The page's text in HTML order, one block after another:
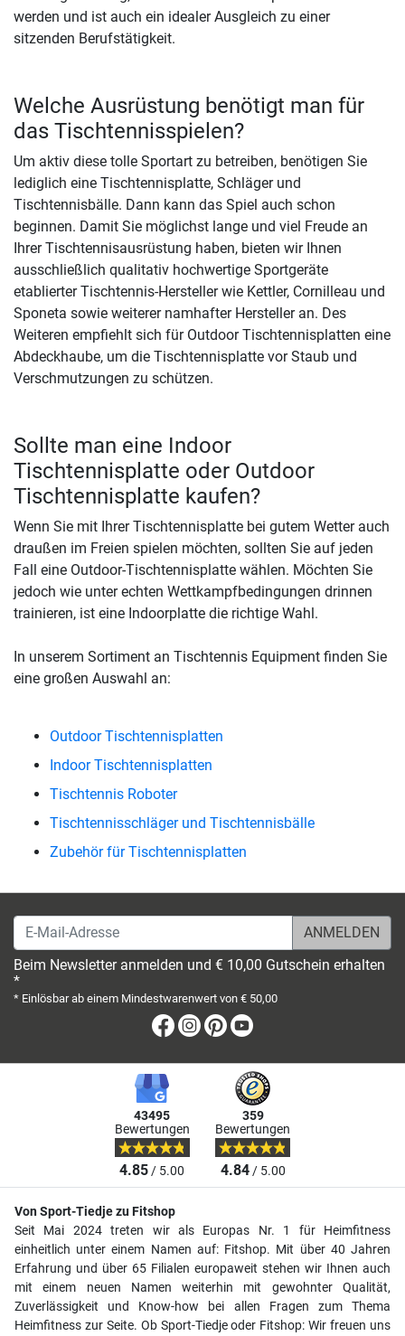
werden und ist auch ein idealer Ausgleich zu einer
sitzenden Berufstätigkeit.
Welche Ausrüstung benötigt man für
das Tischtennisspielen?
Um aktiv diese tolle Sportart zu betreiben, benötigen Sie
lediglich eine Tischtennisplatte, Schläger und
Tischtennisbälle. Dann kann das Spiel auch schon
beginnen. Damit Sie möglichst lange und viel Freude an
Ihrer Tischtennisausrüstung haben, bieten wir Ihnen
ausschließlich qualitativ hochwertige Sportgeräte
etablierter Tischtennis-Hersteller wie Kettler, Cornilleau und
Sponeta sowie weiterer namhafter Hersteller an. Des
Weiteren empfiehlt sich für Outdoor Tischtennisplatten eine
Abdeckhaube, um die Tischtennisplatte vor Staub und
Verschmutzungen zu schützen.
Sollte man eine Indoor
Tischtennisplatte oder Outdoor
Tischtennisplatte kaufen?
Wenn Sie mit Ihrer Tischtennisplatte bei gutem Wetter auch
draußen im Freien spielen möchten, sollten Sie auf jeden
Fall eine Outdoor-Tischtennisplatte wählen. Möchten Sie
jedoch wie unter echten Wettkampfbedingungen drinnen
trainieren, ist eine Indoorplatte die richtige Wahl.
In unserem Sortiment an Tischtennis Equipment finden Sie
eine großen Auswahl an:
Outdoor Tischtennisplatten
Indoor Tischtennisplatten
Tischtennis Roboter
Tischtennisschläger und Tischtennisbälle
Zubehör für Tischtennisplatten
E-Mail-Adresse
Beim Newsletter anmelden und € 10,00 Gutschein erhalten
*
* Einlösbar ab einem Mindestwarenwert von € 50,00
Facebook
Instagram
Pinterest
43495
Bewertungen
4.85/ 5.00
359
Bewertungen
4.84/ 5.00
Von Sport-Tiedje zu Fitshop
Seit Mai 2024 treten wir als Europas Nr. 1 für Heimfitness
einheitlich unter einem Namen auf: Fitshop. Mit über 40 Jahren
Erfahrung und über 65 Filialen europaweit stehen wir Ihnen auch
mit einem neuen Namen weiterhin mit gewohnter Qualität,
Zuverlässigkeit und Know-how bei allen Fragen zum Thema
Heimfitness zur Seite. Ob Sport-Tiedje oder Fitshop: Wir freuen uns